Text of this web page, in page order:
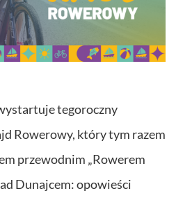
tegoroczny
Rowerowy, który tym razem
przewodnim „Rowerem
Dunajcem: opowieści